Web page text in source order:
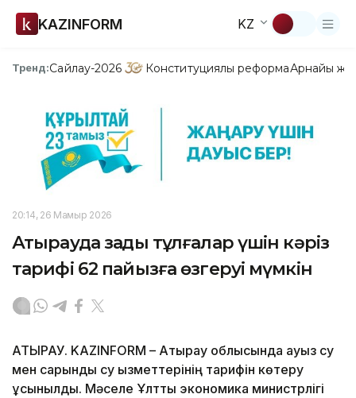
KAZINFORM KZ
Тренд:Сайлау-2026 Конституциялық реформаАрнайы
20:14, 26 Мамыр 2026
Атырауда заңды тұлғалар үшін кәріз
тарифі 62 пайызға өзгеруі мүмкін
АТЫРАУ. KAZINFORM – Атырау облысында ауыз су
мен сарқынды су қызметтерінің тарифін көтеру
ұсынылды. Мәселе Ұлттық экономика министрлігі